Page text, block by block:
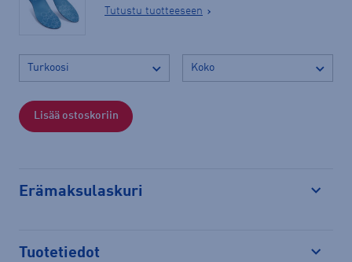
Tutustu tuotteeseen
Lisää ostoskoriin
Erämaksulaskuri
Tuotetiedot